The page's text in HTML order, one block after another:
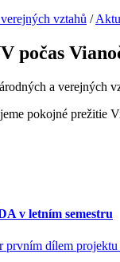
vztahů /
počas
a verejných
pokojné prežitie
v letním semestru
prvním dílem